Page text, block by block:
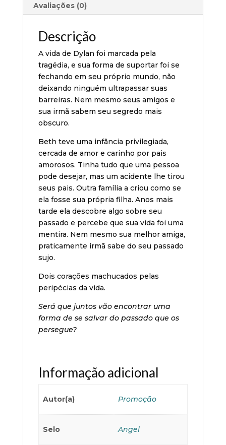
Avaliações (0)
Descrição
A vida de Dylan foi marcada pela
tragédia, e sua forma de suportar foi se
fechando em seu próprio mundo, não
deixando ninguém ultrapassar suas
barreiras. Nem mesmo seus amigos e
sua irmã sabem seu segredo mais
obscuro.
Beth teve uma infância privilegiada,
cercada de amor e carinho por pais
amorosos. Tinha tudo que uma pessoa
pode desejar, mas um acidente lhe tirou
seus pais. Outra família a criou como se
ela fosse sua própria filha. Anos mais
tarde ela descobre algo sobre seu
passado e percebe que sua vida foi uma
mentira. Nem mesmo sua melhor amiga,
praticamente irmã sabe do seu passado
sujo.
Dois corações machucados pelas
peripécias da vida.
Será que juntos vão encontrar uma
forma de se salvar do passado que os
persegue?
Informação adicional
Autor(a) Promoção
Selo Angel